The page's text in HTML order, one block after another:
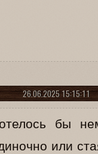
26.06.2025 15:15:11
бы
или